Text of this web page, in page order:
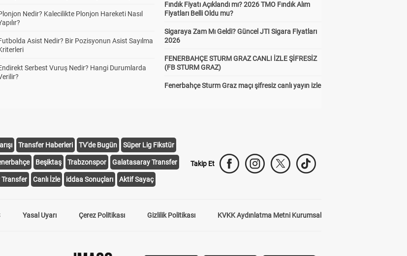
Nedir? Kalecilikte Plonjon Hareketi Nasıl
Asist Nedir? Bir Pozisyonun Asist Sayılma
Serbest Vuruş Nedir? Hangi Durumlarda
Fındık Fiyatı Açıklandı mı? 2026 TMO Fındık Alım
Fiyatları Belli Oldu mu?
Sigaraya Zam Mı Geldi? Güncel JTI Sigara Fiyatları
2026
FENERBAHÇE STURM GRAZ CANLI İZLE ŞİFRESİZ
(FB STURM GRAZ)
Fenerbahçe Sturm Graz maçı şifresiz canlı yayın izle
Transfer Haberleri TV'de Bugün Süper Lig Fikstür
Beşiktaş Trabzonspor Galatasaray Transfer
Canlı İzle iddaa Sonuçları Aktif Sayaç
Takip Et
Yasal Uyarı Çerez Politikası Gizlilik Politikası KVKK Aydınlatma Metni Kurumsal